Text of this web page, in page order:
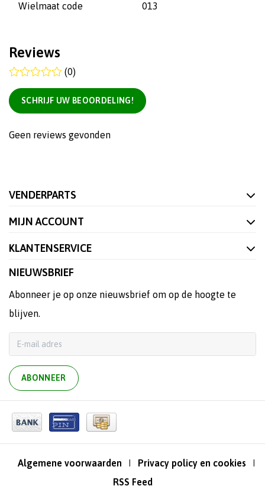
Wielmaat code 013
Reviews
(0)
SCHRIJF UW BEOORDELING!
Geen reviews gevonden
VENDERPARTS
MIJN ACCOUNT
KLANTENSERVICE
NIEUWSBRIEF
Abonneer je op onze nieuwsbrief om op de hoogte te
blijven.
ABONNEER
Algemene voorwaarden Privacy policy en cookies
RSS Feed